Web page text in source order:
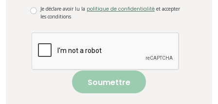
Je déclare avoir lu la politique de confidentialité et accepter
les conditions
Soumettre